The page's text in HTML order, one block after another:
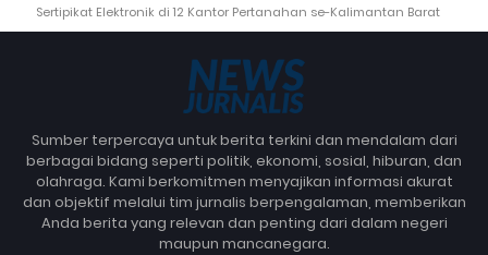
Sertipikat Elektronik di 12 Kantor Pertanahan se-Kalimantan Barat
Sumber terpercaya untuk berita terkini dan mendalam dari
berbagai bidang seperti politik, ekonomi, sosial, hiburan, dan
olahraga. Kami berkomitmen menyajikan informasi akurat
dan objektif melalui tim jurnalis berpengalaman, memberikan
Anda berita yang relevan dan penting dari dalam negeri
maupun mancanegara.